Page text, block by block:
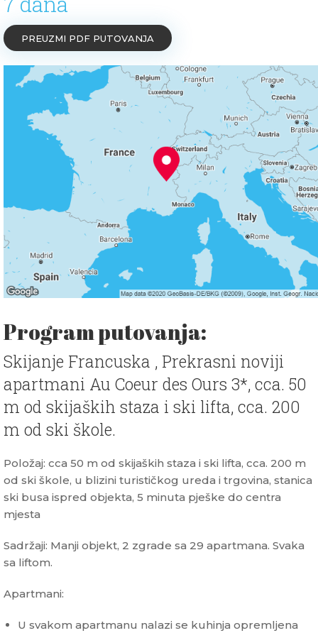
PREUZMI PDF PUTOVANJA
Program putovanja:
Skijanje Francuska , Prekrasni noviji
apartmani Au Coeur des Ours 3*, cca. 50
m od skijaških staza i ski lifta, cca. 200
m od ski škole.
Položaj: cca 50 m od skijaških staza i ski lifta, cca. 200 m
od ski škole, u blizini turističkog ureda i trgovina, stanica
ski busa ispred objekta, 5 minuta pješke do centra
mjesta
Sadržaji: Manji objekt, 2 zgrade sa 29 apartmana. Svaka
sa liftom.
Apartmani:
U svakom apartmanu nalazi se kuhinja opremljena